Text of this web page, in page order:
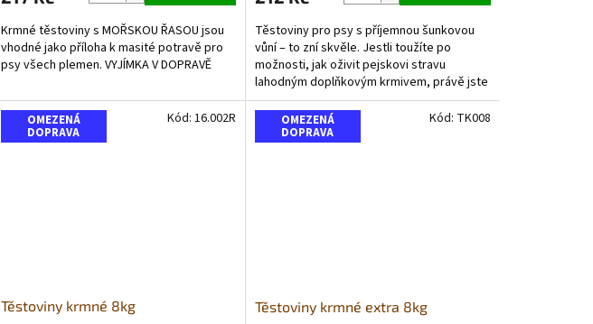
Krmné těstoviny s MOŘSKOU ŘASOU jsou
vhodné jako příloha k masité potravě pro
psy všech plemen. VYJÍMKA V DOPRAVĚ
z
5
hvězdiček.
Těstoviny pro psy s příjemnou šunkovou
vůní – to zní skvěle. Jestli toužíte po
možnosti, jak oživit pejskovi stravu
lahodným doplňkovým krmivem, právě jste
našli ideální...
OMEZENÁ
DOPRAVA
Těstoviny krmné 8kg
Kód: 16.002R OMEZENÁ
DOPRAVA
Těstoviny krmné extra 8kg
Kód: TK008